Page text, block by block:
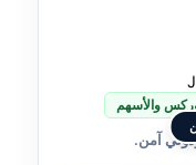
والأسهم
آمن.